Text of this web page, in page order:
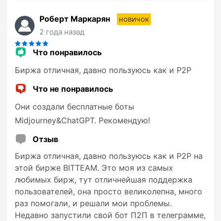
Роберт Маркарян
новичок
2 года назад
Что понравилось
Биржа отличная, давно пользуюсь как и P2P
Что не понравилось
Они создали бесплатные боты
Midjourney&ChatGPT. Рекомендую!
Отзыв
Биржа отличная, давно пользуюсь как и P2P на
этой бирже BITTEAM. Это моя из самых
любимых бирж, тут отличнейшая поддержка
пользователей, она просто великолепна, много
раз помогали, и решали мои проблемы.
Недавно запустили свой бот П2П в телеграмме,